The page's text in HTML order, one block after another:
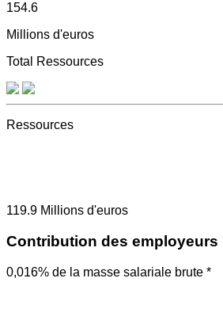
154.6
Millions d'euros
Total Ressources
Ressources
119.9 Millions d'euros
Contribution des employeurs
0,016% de la masse salariale brute *